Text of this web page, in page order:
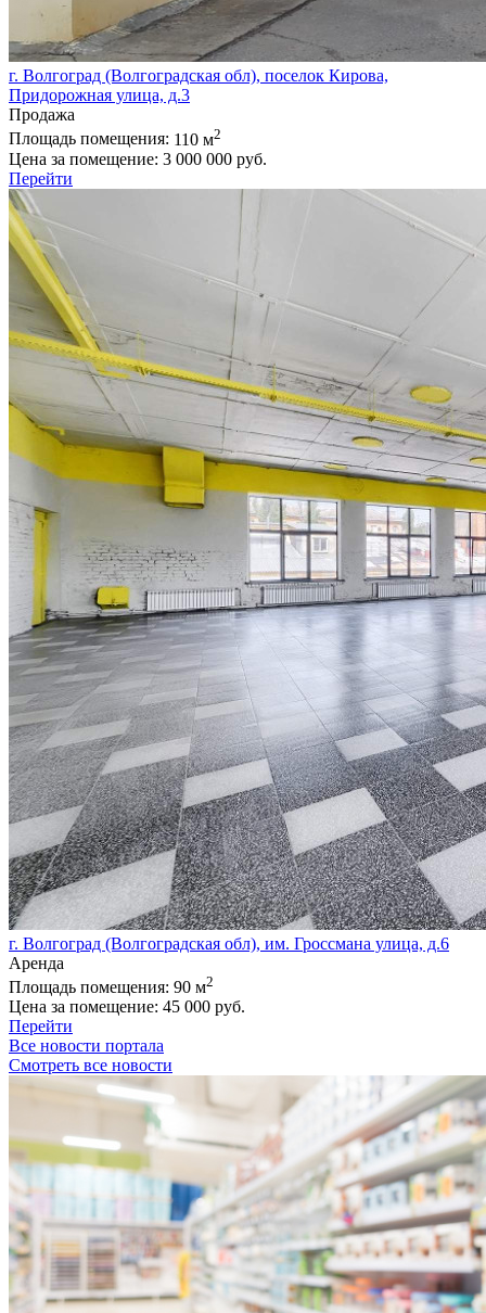
г. Волгоград (Волгоградская обл), поселок Кирова,
Придорожная улица, д.3
Продажа
Площадь помещения: 110 м2
Цена за помещение: 3 000 000 руб.
Перейти
г. Волгоград (Волгоградская обл), им. Гроссмана улица, д.6
Аренда
Площадь помещения: 90 м2
Цена за помещение: 45 000 руб.
Перейти
Все новости портала
Смотреть все новости